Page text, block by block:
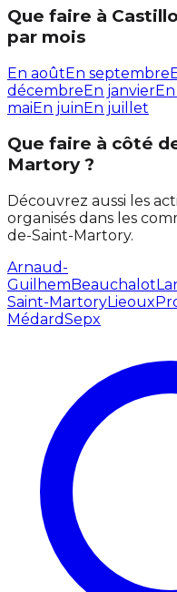
Que faire à
par mois
En aoûtEn septembre
décembreEn janvier
maiEn juinEn juillet
Que faire à côté
Martory ?
Découvrez aussi les
organisés dans les
de-Saint-Martory.
Arnaud-
GuilhemBeauchalot
Saint-MartoryLieoux
MédardSepx